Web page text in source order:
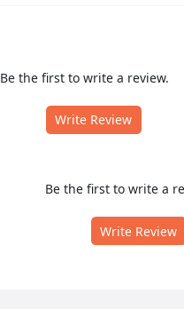
Be the first to write a review.
Write Review
Be the first to write a
Write Review